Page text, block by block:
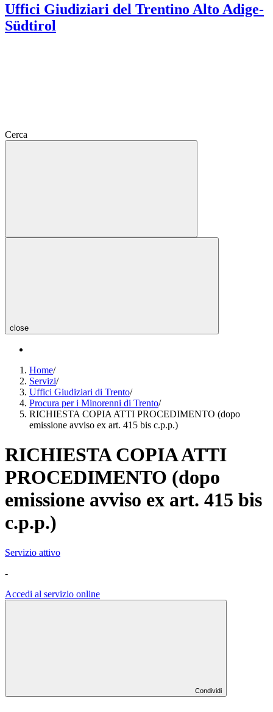
Uffici Giudiziari del Trentino Alto Adige-
Südtirol
Cerca
close
Home/
Servizi/
Uffici Giudiziari di Trento/
Procura per i Minorenni di Trento/
RICHIESTA COPIA ATTI PROCEDIMENTO (dopo
emissione avviso ex art. 415 bis c.p.p.)
RICHIESTA COPIA ATTI
PROCEDIMENTO (dopo
emissione avviso ex art. 415 bis
c.p.p.)
Servizio attivo
-
Accedi al servizio online
Condividi